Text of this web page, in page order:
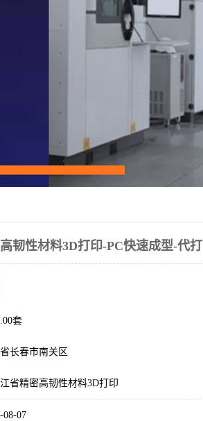
韧性材料3D打印-PC快速成型-代打
套
长春市南关区
省精密高韧性材料3D打印
08-07